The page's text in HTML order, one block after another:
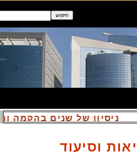
ניסיון של שנים בהקמה
וסיעוד